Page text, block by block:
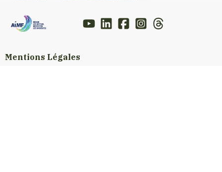
Mentions Légales